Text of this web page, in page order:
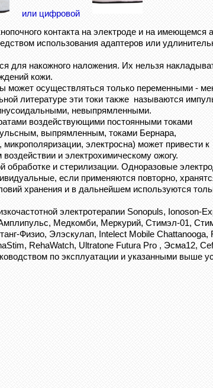
или цифровой
контакта на электроде и на имеющемся
использования адаптеров или
для накожного наложения. Их нельзя
кожи.
может осуществляться только переменными -
литературе эти токи также называются
невыпрямленными.
воздействующими постоянными токами
выпрямленным, токами Бернара,
электросна) может привести к
и электрохимическому ожогу.
и стерилизации. Одноразовые
если применяются повторно,
хранения и в дальнейшем используются
электротерапии Sonopuls, Ionoson-
Медкомби, Меркурий, Стимэл-01,
Физио, Элэскулап, Intelect Mobile Chattanooga,
RehaWatch, Ultratone Futura Pro , Эсма12,
по эксплуатации и указанными выше